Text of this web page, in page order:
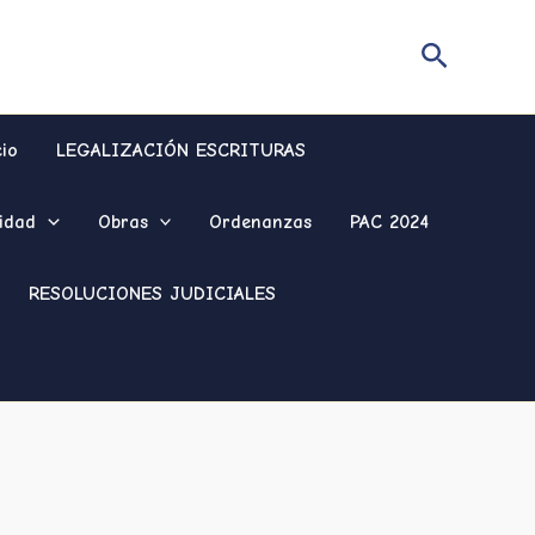
Buscar
LEGALIZACIÓN ESCRITURAS
Obras Ordenanzas PAC 2024
RESOLUCIONES JUDICIALES